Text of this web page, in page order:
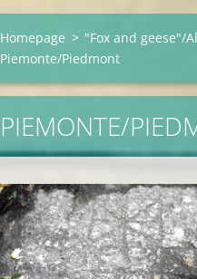
Homepage > "Fox and geese"/
Piemonte/Piedmont
PIEMONTE/